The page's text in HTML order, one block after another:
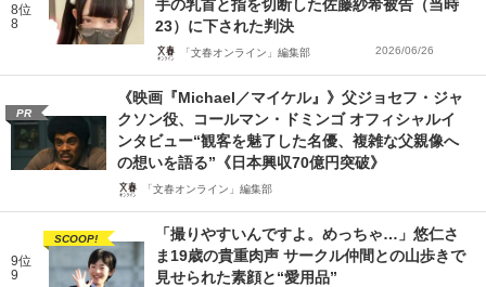
8位
8
手の乳首と指を切断した佐藤紗希被告（当時
23）に下された判決
「文春オンライン」編集部 2026/06/26
PR
《映画『Michael／マイケル』》父ジョセフ・ジャ
クソン役、コールマン・ドミンゴ オフィシャルイ
ンタビュー“観客を魅了した名優、複雑な父親像へ
の想いを語る”《日本興収70億円突破》
「文春オンライン」編集部
9位
9
SCOOP!
「撮りやすいんですよ。めっちゃ…」悠仁さ
ま19歳の貴重肉声 サークル仲間との山歩きで
見せられた素顔と“愛用品”